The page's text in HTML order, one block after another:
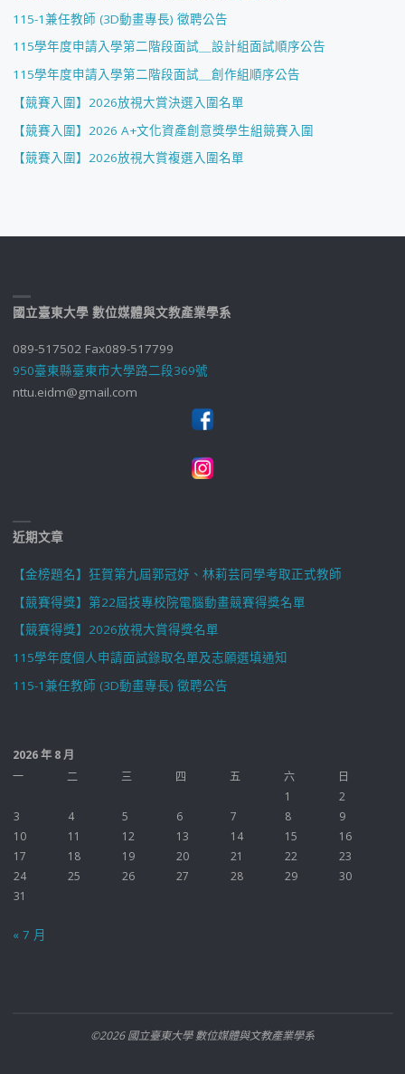
115-1兼任教師 (3D動畫專長) 徵聘公告
115學年度申請入學第二階段面試＿設計組面試順序公告
115學年度申請入學第二階段面試＿創作組順序公告
【競賽入圍】2026放視大賞決選入圍名單
【競賽入圍】2026 A+文化資產創意獎學生組競賽入圍
【競賽入圍】2026放視大賞複選入圍名單
國立臺東大學 數位媒體與文教產業學系
089-517502 Fax089-517799
950臺東縣臺東市大學路二段369號
nttu.eidm@gmail.com
近期文章
【金榜題名】狂賀第九屆郭冠妤、林莉芸同學考取正式教師
【競賽得獎】第22屆技專校院電腦動畫競賽得獎名單
【競賽得獎】2026放視大賞得獎名單
115學年度個人申請面試錄取名單及志願選填通知
115-1兼任教師 (3D動畫專長) 徵聘公告
2026 年 8 月
一
二 三 四 五 六
日
1
2
3
4 5 6 7 8
9
10
11 12 13 14 15
16
17
18 19 20 21 22
23
24
25 26 27 28 29
30
31
« 7 月
©2026 國立臺東大學 數位媒體與文教產業學系